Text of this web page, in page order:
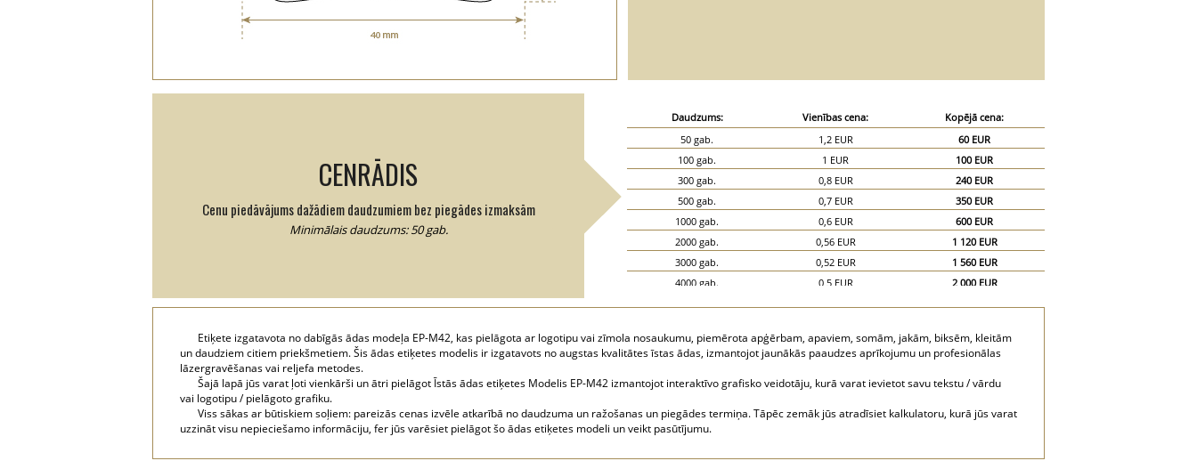
CENRĀDIS
Cenu piedāvājums dažādiem daudzumiem bez piegādes izmaksām
Minimālais daudzums: 50 gab.
Daudzums: Vienības cena:
Kopējā cena:
50 gab.
1,2 EUR
60 EUR
100 gab.
1 EUR
100 EUR
300 gab.
0,8 EUR
240 EUR
500 gab.
0,7 EUR
350 EUR
1000 gab.
0,6 EUR
600 EUR
2000 gab.
0,56 EUR
1 120 EUR
3000 gab.
0,52 EUR
1 560 EUR
4000 gab.
0,5 EUR
2 000 EUR
Etiķete izgatavota no dabīgās ādas modeļa EP-M42, kas pielāgota ar logotipu vai zīmola nosaukumu, piemērota apģērbam, apaviem, somām, jakām, biksēm, kleitām
un daudziem citiem priekšmetiem. Šis ādas etiķetes modelis ir izgatavots no augstas kvalitātes īstas ādas, izmantojot jaunākās paaudzes aprīkojumu un profesionālas
lāzergravēšanas vai reljefa metodes.
Šajā lapā jūs varat ļoti vienkārši un ātri pielāgot Īstās ādas etiķetes Modelis EP-M42 izmantojot interaktīvo grafisko veidotāju, kurā varat ievietot savu tekstu / vārdu
vai logotipu / pielāgoto grafiku.
Viss sākas ar būtiskiem soļiem: pareizās cenas izvēle atkarībā no daudzuma un ražošanas un piegādes termiņa. Tāpēc zemāk jūs atradīsiet kalkulatoru, kurā jūs varat
uzzināt visu nepieciešamo informāciju, fer jūs varēsiet pielāgot šo ādas etiķetes modeli un veikt pasūtījumu.